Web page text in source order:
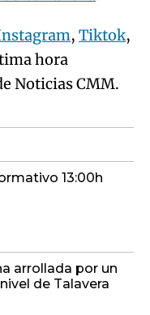
, Tiktok,
hora
Noticias CMM.
13:00h
arrollada por un
de Talavera